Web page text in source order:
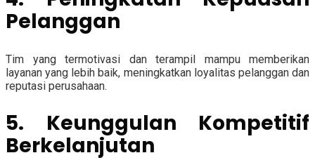
Pelanggan
Tim yang termotivasi dan terampil mampu memberikan
layanan yang lebih baik, meningkatkan loyalitas pelanggan dan
reputasi perusahaan.
5. Keunggulan Kompetitif
Berkelanjutan